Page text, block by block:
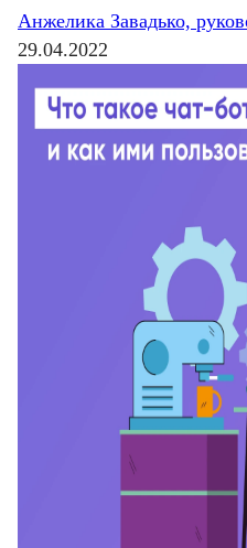
Анжелика Завадько,
29.04.2022